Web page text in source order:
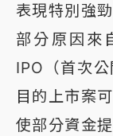
表現特別強
部分原因來
IPO（首次
目的上市案
使部分資金